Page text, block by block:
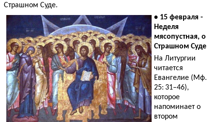
Страшном Суде.
• 15 февраля -
Неделя
мясопустная, о
Страшном Суде
На Литургии
читается
Евангелие (Мф.
25: 31–46),
которое
напоминает о
втором